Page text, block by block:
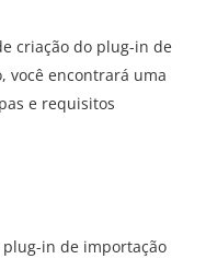
criação do plug-in de
você encontrará uma
e requisitos
in de importação